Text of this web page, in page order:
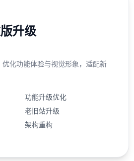
升级
化功能体验与视觉形象，适配新
功能升级优化
老旧站升级
架构重构